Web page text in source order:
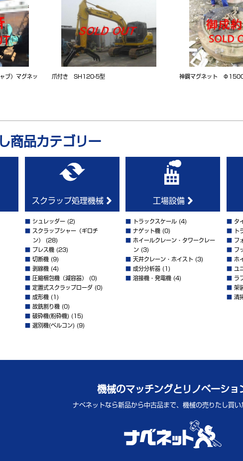
ブ）マグネッ
爪付き SH120-5型 神鋼マグネット
商品カテゴリー
スクラップ処理機械
シュレッダー(2)
スクラップシャー（ギロチ
ン）
(28)
プレス機(23)
切断機(9)
剥線機(4)
圧縮梱包機（減容器）
(0)
定置式スクラップローダ(0)
成形機(1)
故銑割り機(0)
破砕機(粉砕機) (15)
選別機(ベルコン) (9)
工場設備
トラックスケール (4)
ナゲット機 (0)
ホイールクレーン・タワークレー
ン (3)
天井クレーン・ホイスト (3)
成分分析器 (1)
溶接機・発電機 (4)
タ
ト
フ
フ
ホ
ユ
ラ
架
清
機械のマッチングとリノベーショ
ナベネットなら新品から中古品まで、 機械の売りたし買い